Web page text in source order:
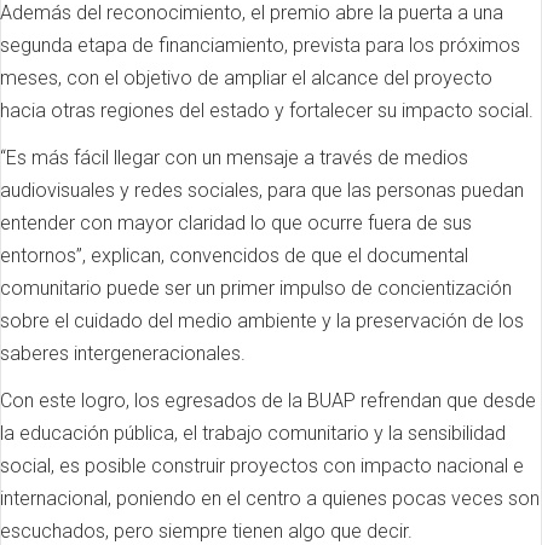
Además del reconocimiento, el premio abre la puerta a una
segunda etapa de financiamiento, prevista para los próximos
meses, con el objetivo de ampliar el alcance del proyecto
hacia otras regiones del estado y fortalecer su impacto social.
“Es más fácil llegar con un mensaje a través de medios
audiovisuales y redes sociales, para que las personas puedan
entender con mayor claridad lo que ocurre fuera de sus
entornos”, explican, convencidos de que el documental
comunitario puede ser un primer impulso de concientización
sobre el cuidado del medio ambiente y la preservación de los
saberes intergeneracionales.
Con este logro, los egresados de la BUAP refrendan que desde
la educación pública, el trabajo comunitario y la sensibilidad
social, es posible construir proyectos con impacto nacional e
internacional, poniendo en el centro a quienes pocas veces son
escuchados, pero siempre tienen algo que decir.